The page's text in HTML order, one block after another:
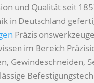
und Qualität seit
in Deutschland
Präzisionswerkzeuge
im Bereich
Gewindeschneiden,